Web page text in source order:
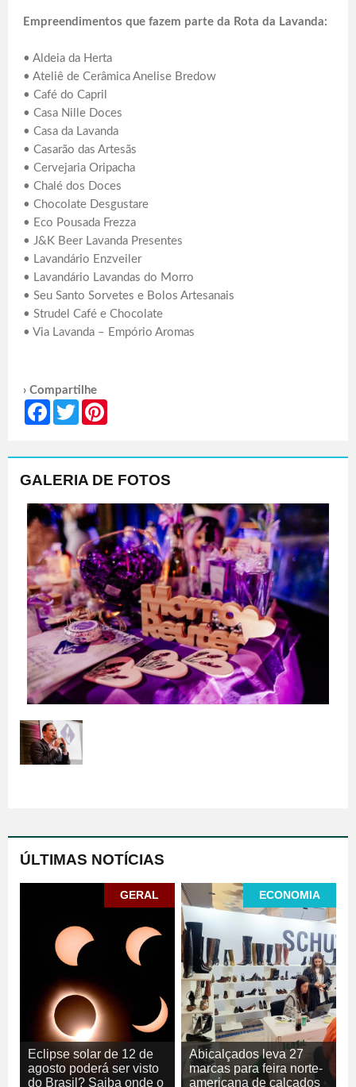
Empreendimentos que fazem parte da Rota da Lavanda:
• Aldeia da Herta
• Ateliê de Cerâmica Anelise Bredow
• Café do Capril
• Casa Nille Doces
• Casa da Lavanda
• Casarão das Artesãs
• Cervejaria Oripacha
• Chalé dos Doces
• Chocolate Desgustare
• Eco Pousada Frezza
• J&K Beer Lavanda Presentes
• Lavandário Enzveiler
• Lavandário Lavandas do Morro
• Seu Santo Sorvetes e Bolos Artesanais
• Strudel Café e Chocolate
• Via Lavanda – Empório Aromas
› Compartilhe
Facebook
Twitter
GALERIA DE FOTOS
ÚLTIMAS NOTÍCIAS
GERAL
Eclipse solar de 12 de
agosto poderá ser visto
do Brasil? Saiba onde o
ECONOMIA
Abicalçados leva 27
marcas para feira norte-
americana de calçados